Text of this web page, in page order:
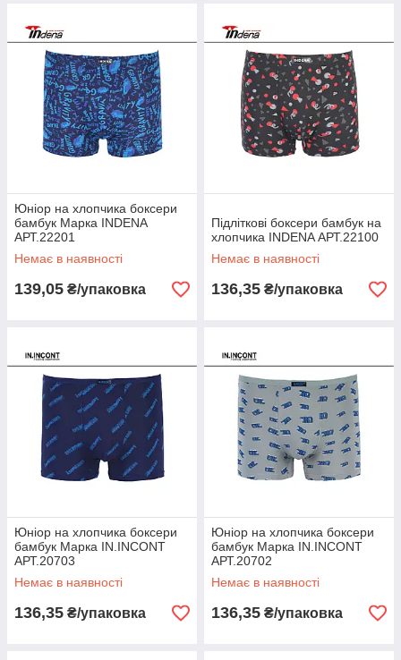
Юніор на хлопчика боксери
бамбук Марка INDENA
АРТ.22201
Немає в наявності
139,05 ₴/упаковка
Підліткові боксери бамбук на
хлопчика INDENA АРТ.22100
Немає в наявності
136,35 ₴/упаковка
Юніор на хлопчика боксери
бамбук Марка IN.INCONT
АРТ.20703
Немає в наявності
136,35 ₴/упаковка
Юніор на хлопчика боксери
бамбук Марка IN.INCONT
АРТ.20702
Немає в наявності
136,35 ₴/упаковка